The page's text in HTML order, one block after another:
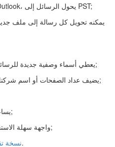
يساعد في الانتقال إلى Outlook، يحول الرسائل إلى PST;
يمكنه تحويل كل رسالة إلى ملف
يعطي أسماء وصفية جديدة للرسائل والمرفقات المحفوظة;
يضيف عداد الصفحات أو اسم شركتك إلى المستندات الناتجة;
يساعدك في الأرشفة والنقل;
واجهة سهلة الاستخدام ودعم سطر الأوامر;
نسخةمجانية لمدة 30 يومًا.